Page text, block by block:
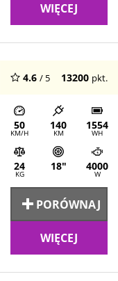
WIĘCEJ
4.6 / 5 13200 pkt.
50
KM/H
140
KM
1554
WH
24
KG
18" 4000
W
PORÓWNAJ
WIĘCEJ